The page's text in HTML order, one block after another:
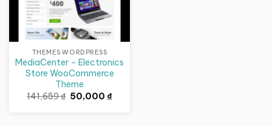
THEMES WORDPRESS
MediaCenter – Electronics
Store WooCommerce
Theme
141,659₫ Giá
gốc
50,000₫Giá